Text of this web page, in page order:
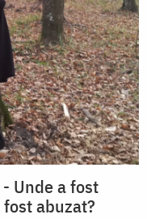
Unde a fost
abuzat?